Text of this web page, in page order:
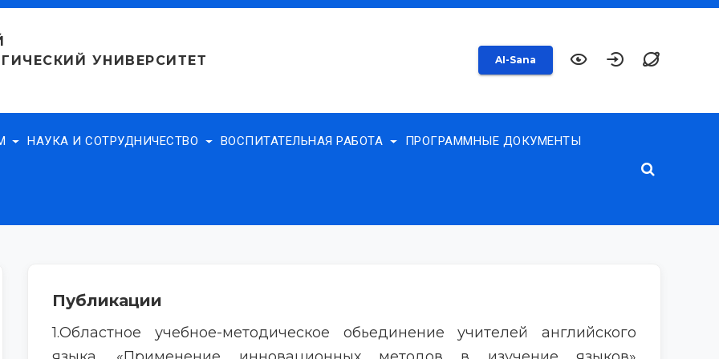
УНИВЕРСИТЕТ
AI-Sana
НАУКА И СОТРУДНИЧЕСТВО ВОСПИТАТЕЛЬНАЯ РАБОТА ПРОГРАММНЫЕ ДОКУМЕНТЫ
Публикации
1.Областное учебное-методическое обьединение учителей английского